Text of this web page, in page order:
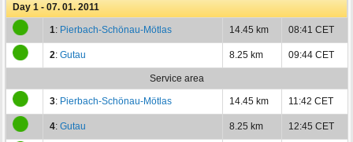
Day 1 - 07. 01. 2011
1: Pierbach-Schönau-Mötlas 14.45 km 08:41 CET
2: Gutau 8.25 km 09:44 CET
Service area
3: Pierbach-Schönau-Mötlas 14.45 km 11:42 CET
4: Gutau 8.25 km 12:45 CET